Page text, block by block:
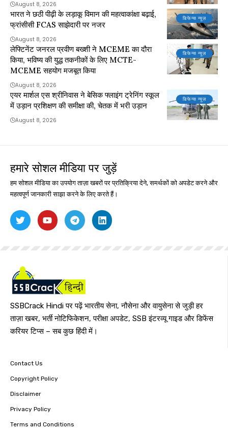
August 8, 2026
डिफेन्स न्यूज़
भारत ने छठी पीढ़ी के लड़ाकू विमान की महत्वाकांक्षा बढ़ाई,
फ्रांसीसी FCAS साझेदारी पर नजर
August 8, 2026
डिफेन्स न्यूज़
लेफ्टिनेंट जनरल प्रवीण बख्शी ने MCEME का दौरा
किया, भविष्य की युद्ध तकनीकों के लिए MCTE-
MCEME सहयोग मजबूत किया
August 8, 2026
डिफेन्स न्यूज़
एयर मार्शल एस श्रीनिवास ने बेसिक फ्लाइंग ट्रेनिंग स्कूल
में उड़ान प्रशिक्षण की समीक्षा की, चेतक में भरी उड़ान
August 8, 2026
हमारे सोशल मीडिया पर जुड़ें
हम सोशल मीडिया का उपयोग ताज़ा खबरों पर प्रतिक्रिया देने, समर्थकों को अपडेट करने और
महत्वपूर्ण जानकारी साझा करने के लिए करते हैं।
SSBCrack Hindi पर पढ़ें भारतीय सेना, नौसेना और वायुसेना से जुड़ी हर
ताज़ा खबर, भर्ती नोटिफिकेशन, परीक्षा अपडेट, SSB इंटरव्यू गाइड और डिफेंस
करियर टिप्स – सब कुछ हिंदी में।
Contact Us
Copyright Policy
Disclaimer
Privacy Policy
Terms and Conditions